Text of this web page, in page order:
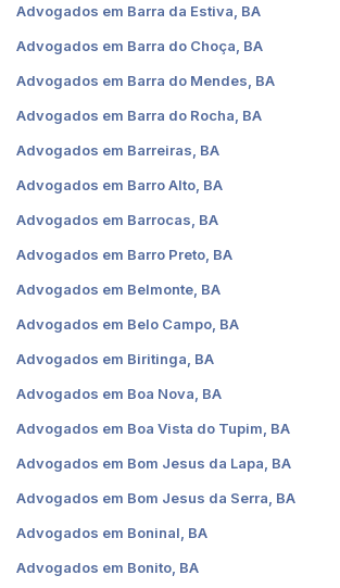
Advogados em Barra da Estiva, BA
Advogados em Barra do Choça, BA
Advogados em Barra do Mendes, BA
Advogados em Barra do Rocha, BA
Advogados em Barreiras, BA
Advogados em Barro Alto, BA
Advogados em Barrocas, BA
Advogados em Barro Preto, BA
Advogados em Belmonte, BA
Advogados em Belo Campo, BA
Advogados em Biritinga, BA
Advogados em Boa Nova, BA
Advogados em Boa Vista do Tupim, BA
Advogados em Bom Jesus da Lapa, BA
Advogados em Bom Jesus da Serra, BA
Advogados em Boninal, BA
Advogados em Bonito, BA